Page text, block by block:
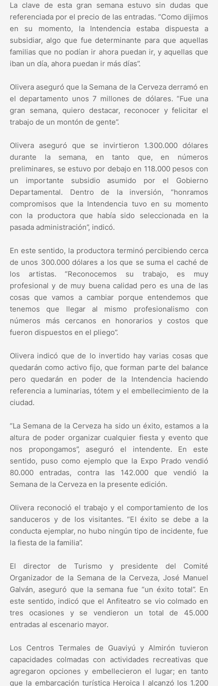
La clave de esta gran semana estuvo sin dudas que
referenciada por el precio de las entradas. “Como dijimos
en su momento, la Intendencia estaba dispuesta a
subsidiar, algo que fue determinante para que aquellas
familias que no podían ir ahora puedan ir, y aquellas que
iban un día, ahora puedan ir más días”.
Olivera aseguró que la Semana de la Cerveza derramó en
el departamento unos 7 millones de dólares. “Fue una
gran semana, quiero destacar, reconocer y felicitar el
trabajo de un montón de gente”.
Olivera aseguró que se invirtieron 1.300.000 dólares
durante la semana, en tanto que, en números
preliminares, se estuvo por debajo en 118.000 pesos con
un importante subsidio asumido por el Gobierno
Departamental. Dentro de la inversión, “honramos
compromisos que la Intendencia tuvo en su momento
con la productora que había sido seleccionada en la
pasada administración”, indicó.
En este sentido, la productora terminó percibiendo cerca
de unos 300.000 dólares a los que se suma el caché de
los artistas. “Reconocemos su trabajo, es muy
profesional y de muy buena calidad pero es una de las
cosas que vamos a cambiar porque entendemos que
tenemos que llegar al mismo profesionalismo con
números más cercanos en honorarios y costos que
fueron dispuestos en el pliego”.
Olivera indicó que de lo invertido hay varias cosas que
quedarán como activo fijo, que forman parte del balance
pero quedarán en poder de la Intendencia haciendo
referencia a luminarias, tótem y el embellecimiento de la
ciudad.
“La Semana de la Cerveza ha sido un éxito, estamos a la
altura de poder organizar cualquier fiesta y evento que
nos propongamos”, aseguró el intendente. En este
sentido, puso como ejemplo que la Expo Prado vendió
80.000 entradas, contra las 142.000 que vendió la
Semana de la Cerveza en la presente edición.
Olivera reconoció el trabajo y el comportamiento de los
sanduceros y de los visitantes. “El éxito se debe a la
conducta ejemplar, no hubo ningún tipo de incidente, fue
la fiesta de la familia”.
El director de Turismo y presidente del Comité
Organizador de la Semana de la Cerveza, José Manuel
Galván, aseguró que la semana fue “un éxito total”. En
este sentido, indicó que el Anfiteatro se vio colmado en
tres ocasiones y se vendieron un total de 45.000
entradas al escenario mayor.
Los Centros Termales de Guaviyú y Almirón tuvieron
capacidades colmadas con actividades recreativas que
agregaron opciones y embellecieron el lugar; en tanto
que la embarcación turística Heroica I alcanzó los 1.200